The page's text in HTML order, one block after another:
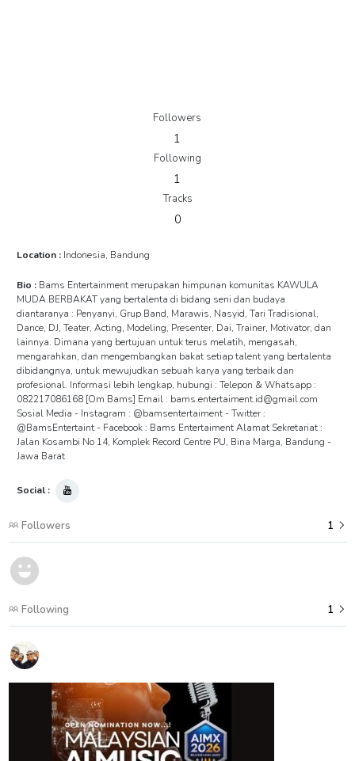
Followers
1
Following
1
Tracks
0
Location : Indonesia, Bandung
Bio : Bams Entertainment merupakan himpunan komunitas KAWULA
MUDA BERBAKAT yang bertalenta di bidang seni dan budaya
diantaranya : Penyanyi, Grup Band, Marawis, Nasyid, Tari Tradisional,
Dance, DJ, Teater, Acting, Modeling, Presenter, Dai, Trainer, Motivator, dan
lainnya. Dimana yang bertujuan untuk terus melatih, mengasah,
mengarahkan, dan mengembangkan bakat setiap talent yang bertalenta
dibidangnya, untuk mewujudkan sebuah karya yang terbaik dan
profesional. Informasi lebih lengkap, hubungi : Telepon & Whatsapp :
082217086168 [Om Bams] Email : bams.entertaiment.id@gmail.com
Sosial Media - Instagram : @bamsentertaiment - Twitter :
@BamsEntertaint - Facebook : Bams Entertaiment Alamat Sekretariat :
Jalan Kosambi No 14, Komplek Record Centre PU, Bina Marga, Bandung -
Jawa Barat
Social :
Followers 1
Following 1